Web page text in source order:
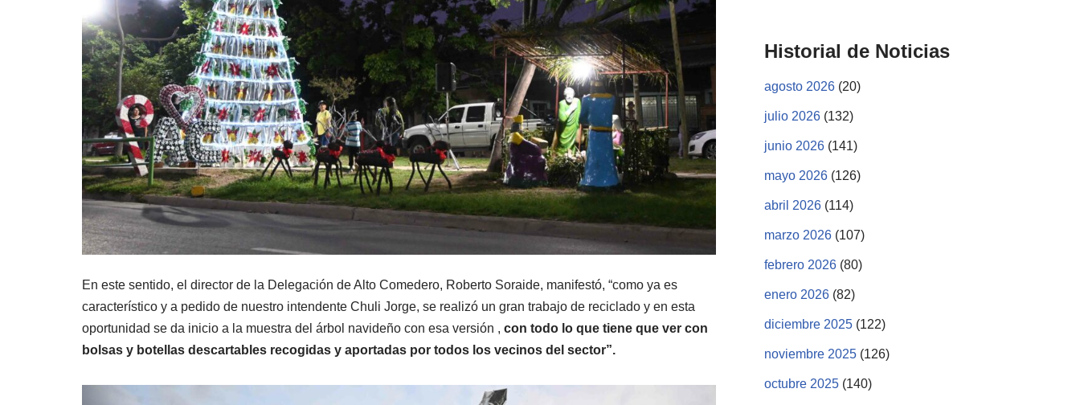
En este sentido, el director de la Delegación de Alto Comedero, Roberto Soraide, manifestó, “como ya es
característico y a pedido de nuestro intendente Chuli Jorge, se realizó un gran trabajo de reciclado y en esta
oportunidad se da inicio a la muestra del árbol navideño con esa versión , con todo lo que tiene que ver con
bolsas y botellas descartables recogidas y aportadas por todos los vecinos del sector”.
Historial de Noticias
agosto 2026 (20)
julio 2026 (132)
junio 2026 (141)
mayo 2026 (126)
abril 2026 (114)
marzo 2026 (107)
febrero 2026 (80)
enero 2026 (82)
diciembre 2025 (122)
noviembre 2025 (126)
octubre 2025 (140)